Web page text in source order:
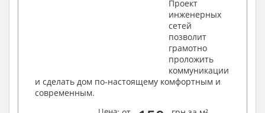
Разрезы и состав конструкций
Фасады с ведомостью внешних отделок
Элементы проемов – спецификация
Ведомость перемычек – сечения и
Объемы основных строительных материалов
Архитектурные узлы в конструкциях
2. Конструктивный раздел:
Проект
инженерных
сетей
позволит
грамотно
проложить
коммуникации
и сделать дом по-настоящему комфортным и
современным.